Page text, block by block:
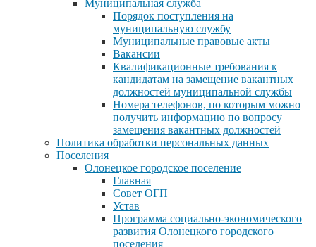
Муниципальная служба
Порядок поступления на
муниципальную службу
Муниципальные правовые акты
Вакансии
Квалификационные требования к
кандидатам на замещение вакантных
должностей муниципальной службы
Номера телефонов, по которым можно
получить информацию по вопросу
замещения вакантных должностей
Политика обработки персональных данных
Поселения
Олонецкое городское поселение
Главная
Совет ОГП
Устав
Программа социально-экономического
развития Олонецкого городского
поселения